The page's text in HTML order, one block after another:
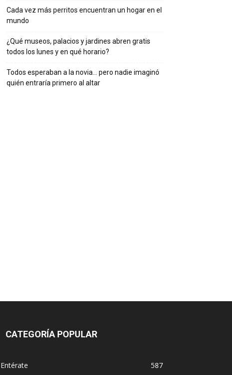
Cada vez más perritos encuentran un hogar en el
mundo
¿Qué museos, palacios y jardines abren gratis
todos los lunes y en qué horario?
Todos esperaban a la novia… pero nadie imaginó
quién entraría primero al altar
CATEGORÍA POPULAR
Entérate
587